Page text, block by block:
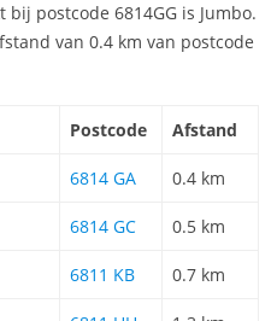
postcode 6814GG is Jumbo.
van 0.4 km van postcode
Postcode Afstand
6814 GA 0.4 km
6814 GC 0.5 km
6811 KB 0.7 km